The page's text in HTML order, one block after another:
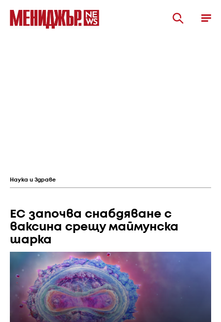
Наука и Здраве
ЕС започва снабдяване с
ваксина срещу маймунска
шарка